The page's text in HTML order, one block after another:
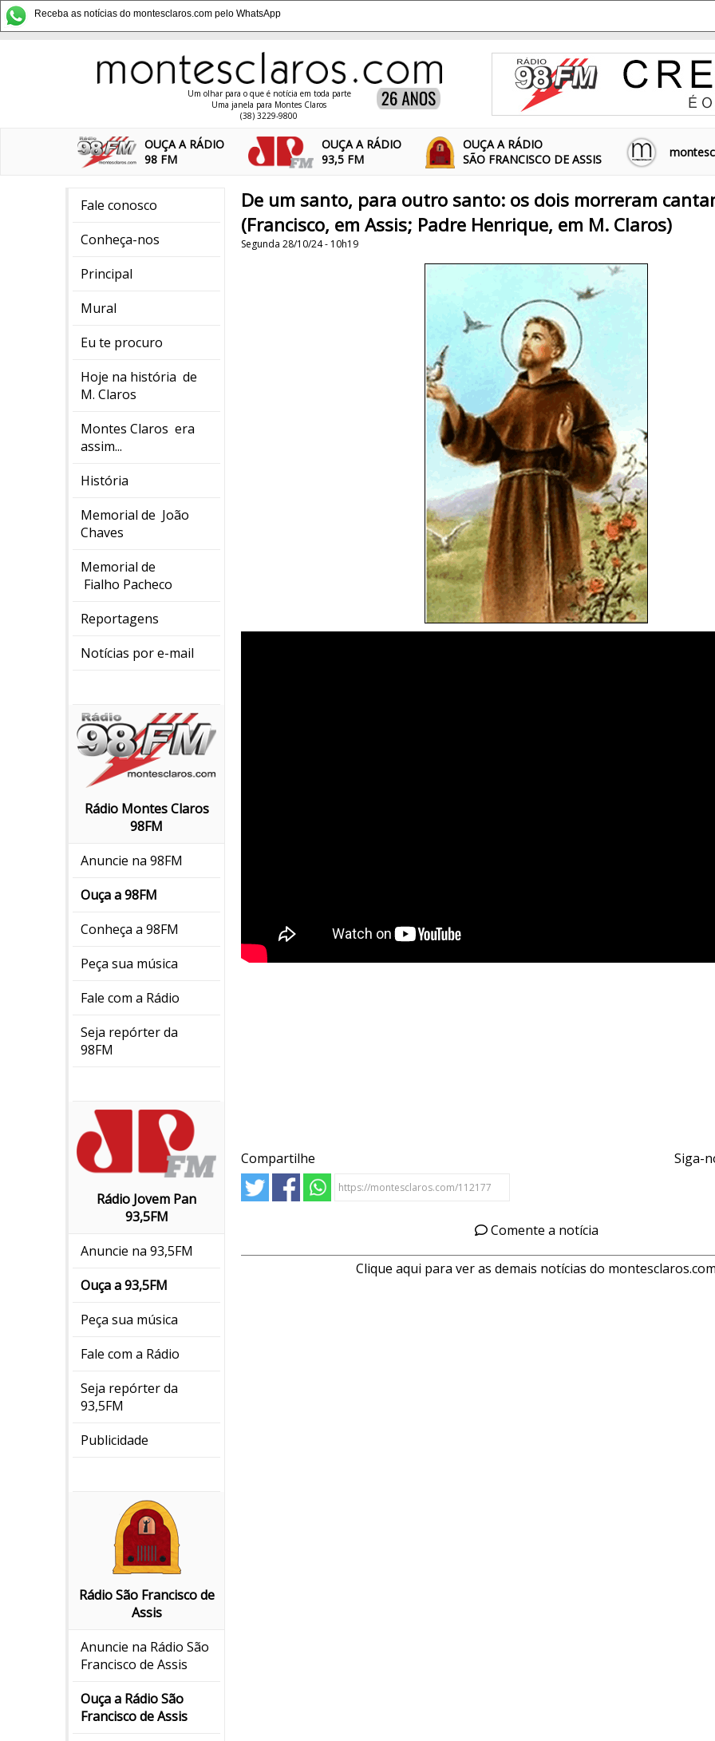
Receba as notícias do montesclaros.com pelo WhatsApp
Um olhar para o que é notícia em toda parte
Uma janela para Montes Claros
(38) 3229-9800
OUÇA A RÁDIO
98 FM
OUÇA A RÁDIO
93,5 FM
OUÇA A RÁDIO
SÃO FRANCISCO DE ASSIS
Fale conosco
Conheça-nos
Principal
Mural
Eu te procuro
Hoje na história de
M. Claros
Montes Claros era
assim...
História
Memorial de João
Chaves
Memorial de
Fialho Pacheco
Reportagens
Notícias por e-mail
Rádio Montes Claros
98FM
Anuncie na 98FM
Ouça a 98FM
Conheça a 98FM
Peça sua música
Fale com a Rádio
Seja repórter da
98FM
Rádio Jovem Pan
93,5FM
Anuncie na 93,5FM
Ouça a 93,5FM
Peça sua música
Fale com a Rádio
Seja repórter da
93,5FM
Publicidade
Rádio São Francisco de
Assis
Anuncie na Rádio São
Francisco de Assis
Ouça a Rádio São
Francisco de Assis
De um santo, para outro santo: os dois morreram
(Francisco, em Assis; Padre Henrique, em M. Claros)
Segunda 28/10/24 - 10h19
Compartilhe Siga-
Comente a notícia
Clique aqui para ver as demais notícias do